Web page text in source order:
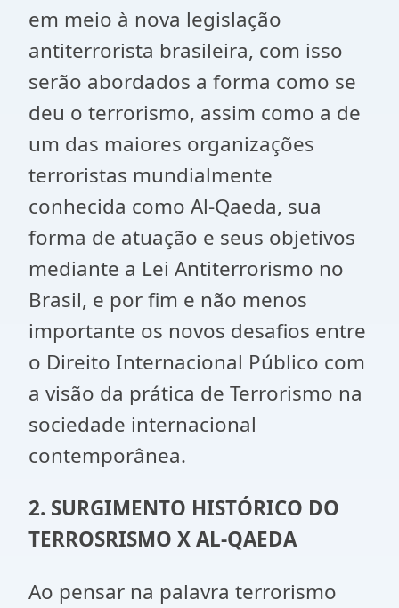
em meio à nova legislação
antiterrorista brasileira, com isso
serão abordados a forma como se
deu o terrorismo, assim como a de
um das maiores organizações
terroristas mundialmente
conhecida como Al-Qaeda, sua
forma de atuação e seus objetivos
mediante a Lei Antiterrorismo no
Brasil, e por fim e não menos
importante os novos desafios entre
o Direito Internacional Público com
a visão da prática de Terrorismo na
sociedade internacional
contemporânea.
2. SURGIMENTO HISTÓRICO DO
TERROSRISMO X AL-QAEDA
Ao pensar na palavra terrorismo